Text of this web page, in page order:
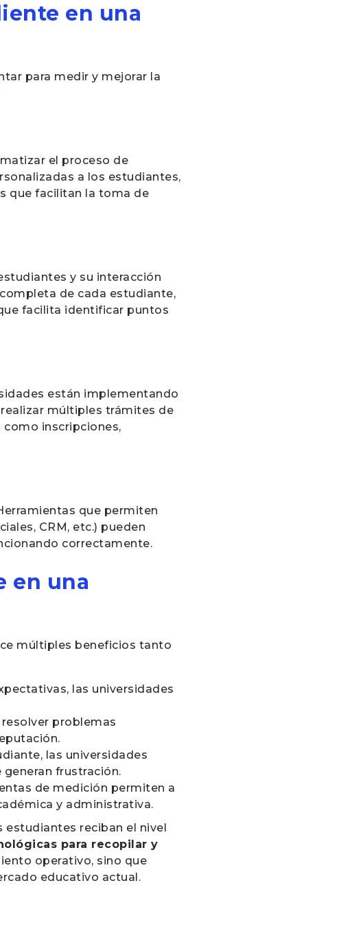
en una
para medir y mejorar la
el proceso de
a los estudiantes,
que facilitan la toma de
y su interacción
de cada estudiante,
facilita identificar puntos
están implementando
múltiples trámites de
inscripciones,
que permiten
CRM, etc.) pueden
correctamente.
en una
múltiples beneficios tanto
las universidades
problemas
las universidades
frustración.
de medición permiten a
y administrativa.
estudiantes reciban el nivel
para recopilar y
operativo, sino que
educativo actual.